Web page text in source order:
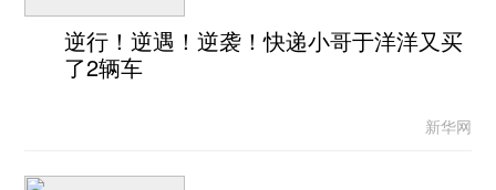
逆行！逆遇！逆袭！快递小哥于洋洋又买
了2辆车
新华网